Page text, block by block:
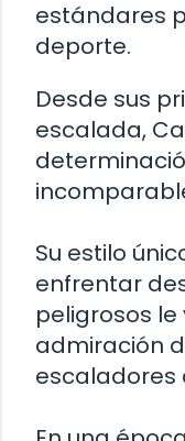
estándares
deporte.
Desde sus
escalada,
Su estilo
enfrentar
peligrosos
admiración
escaladores